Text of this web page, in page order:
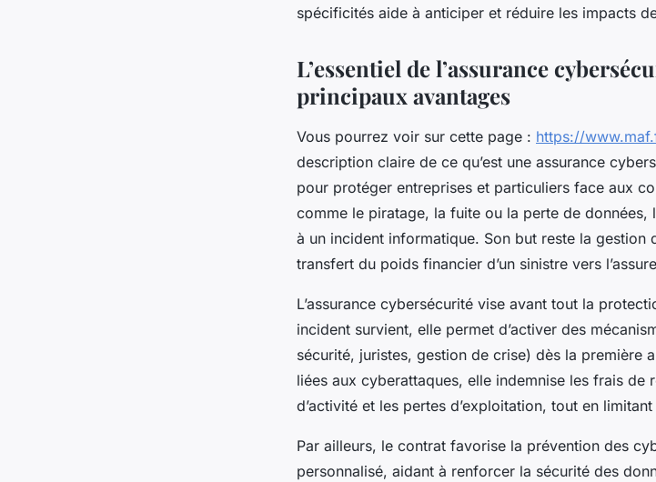
spécificités aide à anticiper et réduire les impacts
L’essentiel de l’assurance
principaux avantages
Vous pourrez voir sur cette page : https://
description claire de ce qu’est une assurance
pour protéger entreprises et particuliers face aux
comme le piratage, la fuite ou la perte de données,
à un incident informatique. Son but reste la gestion
transfert du poids financier d’un sinistre vers
L’assurance cybersécurité vise avant tout la
incident survient, elle permet d’activer des
sécurité, juristes, gestion de crise) dès la première
liées aux cyberattaques, elle indemnise les frais de
d’activité et les pertes d’exploitation, tout en
Par ailleurs, le contrat favorise la prévention des
personnalisé, aidant à renforcer la sécurité des